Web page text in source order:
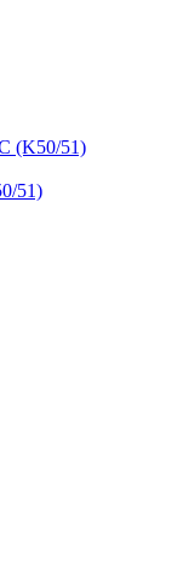
(K50/51)
51)